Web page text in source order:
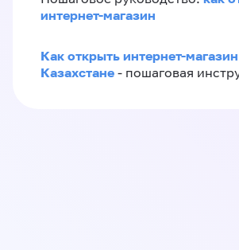
интернет-магазин
Как открыть интернет-
Казахстане - пошаговая